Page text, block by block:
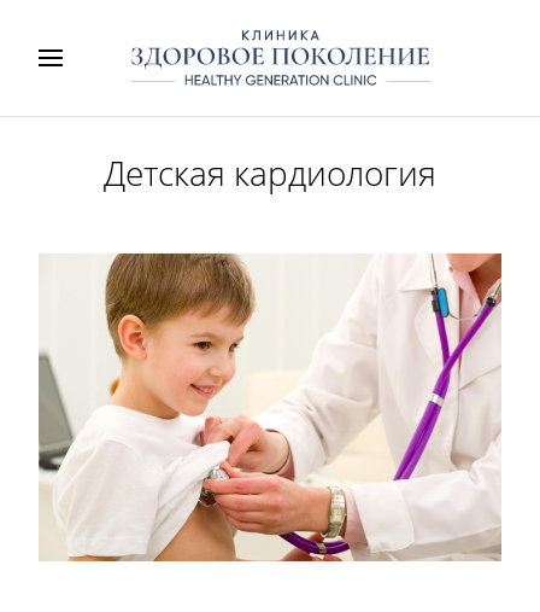
Детская кардиология